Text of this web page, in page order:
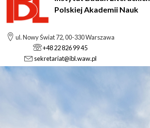
Polskiej Akademii Nauk
ul. Nowy Świat 72, 00-330 Warszawa
+48 22 826 99 45
sekretariat@ibl.waw.pl
Szukaj